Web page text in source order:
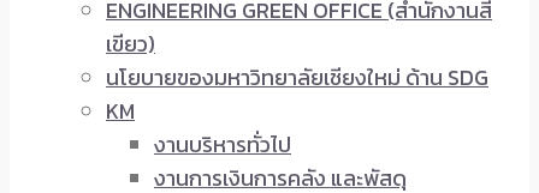
ENGINEERING GREEN OFFICE (สำนักงานสี
เขียว)
นโยบายของมหาวิทยาลัยเชียงใหม่ ด้าน SDG
KM
งานบริหารทั่วไป
งานการเงินการคลัง และพัสดุ